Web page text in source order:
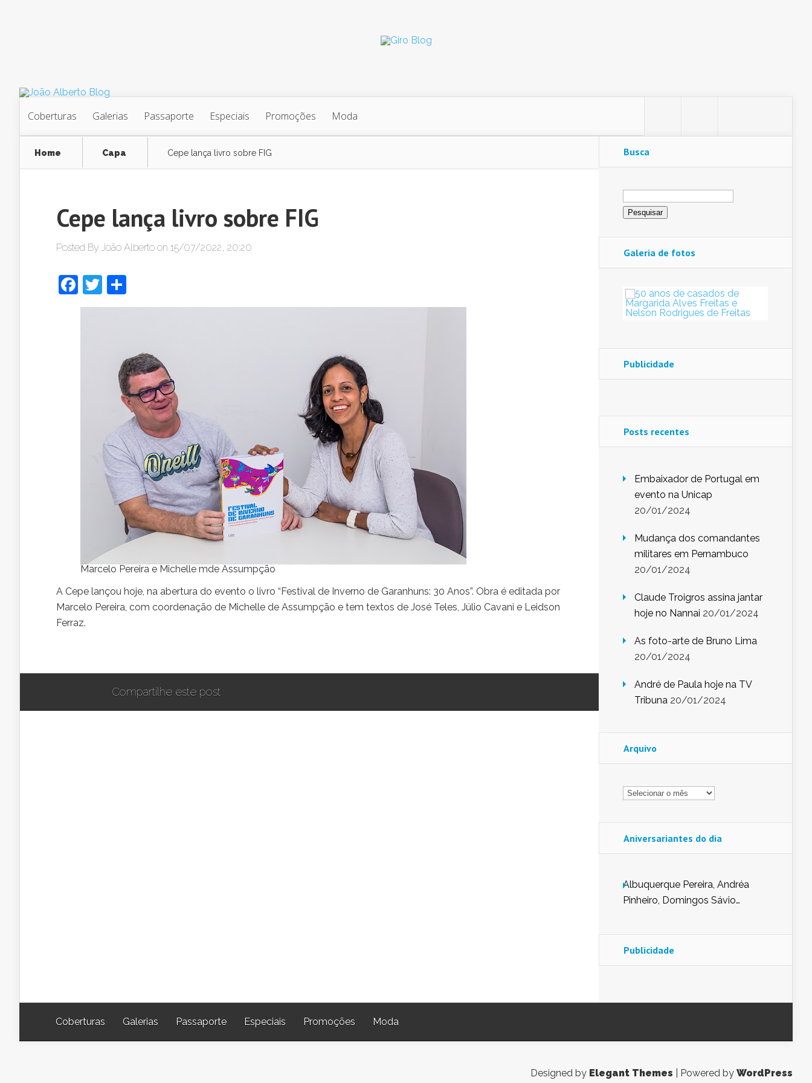
Coberturas Galerias Passaporte Especiais Promoções Moda
Home Capa Cepe lança livro sobre FIG
Cepe lança livro sobre FIG
Posted By João Alberto on 15/07/2022, 20:20
Facebook
Twitter
Marcelo Pereira e Michelle mde Assumpção
A Cepe lançou hoje, na abertura do evento o livro “Festival de Inverno de Garanhuns: 30 Anos”. Obra é editada por
Marcelo Pereira, com coordenação de Michelle de Assumpção e tem textos de José Teles, Júlio Cavani e Leidson
Ferraz.
Compartilhe este post
Busca
Pesquisar
por:
Galeria de fotos
Publicidade
Posts recentes
Embaixador de Portugal em
evento na Unicap
20/01/2024
Mudança dos comandantes
militares em Pernambuco
20/01/2024
Claude Troigros assina jantar
hoje no Nannai 20/01/2024
As foto-arte de Bruno Lima
20/01/2024
André de Paula hoje na TV
Tribuna 20/01/2024
Arquivo
Arquivo
Aniversariantes do dia
Albuquerque Pereira, Andréa
Pinheiro, Domingos Sávio
Nunes de Sena, Fátima Peixoto,
Glória Pereira, Kátia Mesel,
Publicidade
Coberturas Galerias Passaporte Especiais Promoções Moda
Designed by Elegant Themes | Powered by WordPress